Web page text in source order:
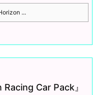
...
Car Pack』